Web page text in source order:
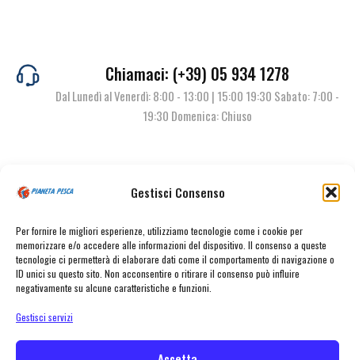
Gestisci Consenso
Per fornire le migliori esperienze, utilizziamo tecnologie come i cookie per
memorizzare e/o accedere alle informazioni del dispositivo. Il consenso a queste
tecnologie ci permetterà di elaborare dati come il comportamento di navigazione o
ID unici su questo sito. Non acconsentire o ritirare il consenso può influire
negativamente su alcune caratteristiche e funzioni.
Gestisci servizi
Chiamaci: (+39) 05 934 1278
Dal Lunedì al Venerdì: 8:00 - 13:00 | 15:00 19:30 Sabato: 7:00 -
19:30 Domenica: Chiuso
02141860367 | Tel. 059 341278 | info@pianetapesca.it